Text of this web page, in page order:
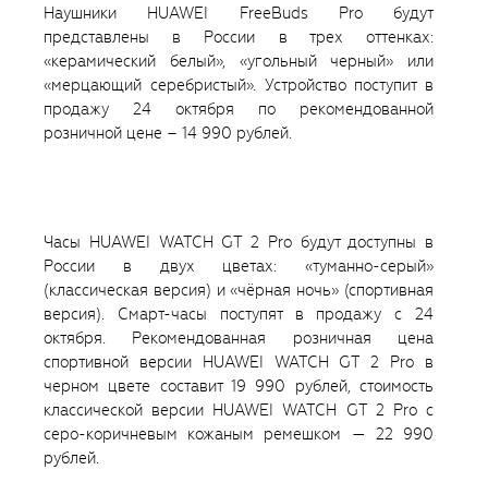
Наушники HUAWEI FreeBuds Pro будут
представлены в России в трех оттенках:
«керамический белый», «угольный черный» или
«мерцающий серебристый». Устройство поступит в
продажу 24 октября по рекомендованной
розничной цене – 14 990 рублей.
Часы HUAWEI WATCH GT 2 Pro будут доступны в
России в двух цветах: «туманно-серый»
(классическая версия) и «чёрная ночь» (спортивная
версия). Смарт-часы поступят в продажу с 24
октября. Рекомендованная розничная цена
спортивной версии HUAWEI WATCH GT 2 Pro в
черном цвете составит 19 990 рублей, стоимость
классической версии HUAWEI WATCH GT 2 Pro с
серо-коричневым кожаным ремешком — 22 990
рублей.